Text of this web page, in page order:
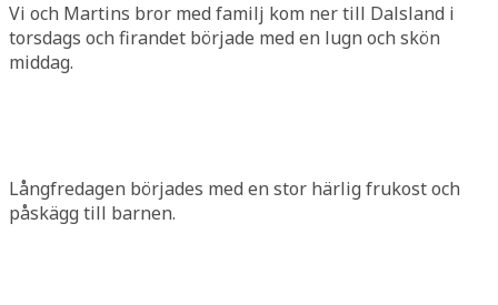
Vi och Martins bror med familj kom ner till Dalsland i
torsdags och firandet började med en lugn och skön
middag.
Långfredagen börjades med en stor härlig frukost och
påskägg till barnen.